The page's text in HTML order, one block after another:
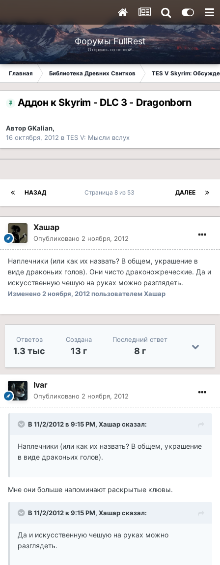
Форумы FullRest
Оторвись по полной!
Главная Библиотека Древних Свитков TES V Skyrim:
Аддон к Skyrim - DLC 3 - Dragonborn
АвторGKalian,
16 октября, 2012 в TES V: Мысли вслух
НАЗАД ДАЛЕЕ
Страница 8 из 53
Хашар
Опубликовано 2 ноября, 2012
Наплечники (или как их назвать? В общем, украшение в
виде драконьих голов). Они чисто драконожреческие. Да и
искусственную чешую на руках можно разглядеть.
Изменено2 ноября, 2012пользователем Хашар
Ответов
1.3 тыс
Создана
13 г
Последний ответ
8 г
Ivar
Опубликовано 2 ноября, 2012
В 11/2/2012 в 9:15 PM, Хашар сказал:
Наплечники (или как их назвать? В общем, украшение
в виде драконьих голов).
Мне они больше напоминают раскрытые клювы.
В 11/2/2012 в 9:15 PM, Хашар сказал:
Да и искусственную чешую на руках можно
разглядеть.